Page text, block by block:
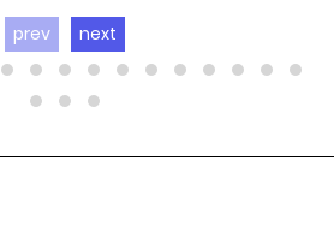
prev next